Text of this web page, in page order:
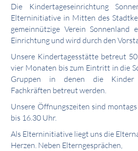
Die Kindertageseinrichtung
Elterninitiative in Mitten des
gemeinnützige Verein Sonnenland
Einrichtung und wird durch den
Unsere Kindertagesstätte betreut
vier Monaten bis zum Eintritt in die
Gruppen in denen die Kinder
Fachkräften betreut werden.
Unsere Öffnungszeiten sind
bis 16.30 Uhr.
Als Elterninitiative liegt uns die
Herzen. Neben Elterngesprächen,